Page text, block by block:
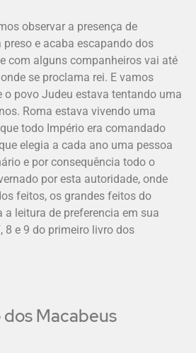
observar a presença de
preso e acaba escapando dos
com alguns companheiros vai até
se proclama rei. E vamos
o povo Judeu estava tentando uma
Roma estava vivendo uma
todo Império era comandado
elegia a cada ano uma pessoa
e por consequência todo o
por esta autoridade, onde
feitos, os grandes feitos do
a leitura de preferencia em sua
8 e 9 do primeiro livro dos
Macabeus